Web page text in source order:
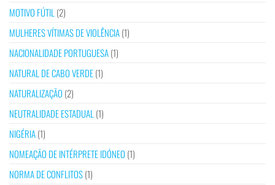
MOTIVO FÚTIL (2)
MULHERES VÍTIMAS DE VIOLÊNCIA(1)
NACIONALIDADE PORTUGUESA(1)
NATURAL DE CABO VERDE(1)
NATURALIZAÇÃO (2)
NEUTRALIDADE ESTADUAL (1)
NIGÉRIA(1)
NOMEAÇÃO DE INTÉRPRETE IDÓNEO (1)
NORMA DE CONFLITOS(1)